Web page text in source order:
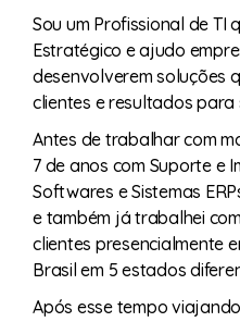
Sou um Profissional de TI
Estratégico e ajudo
desenvolverem soluções
clientes e resultados para
Antes de trabalhar com
7 de anos com Suporte e
Softwares e Sistemas
e também já trabalhei
clientes presencialmente
Brasil em 5 estados
Após esse tempo